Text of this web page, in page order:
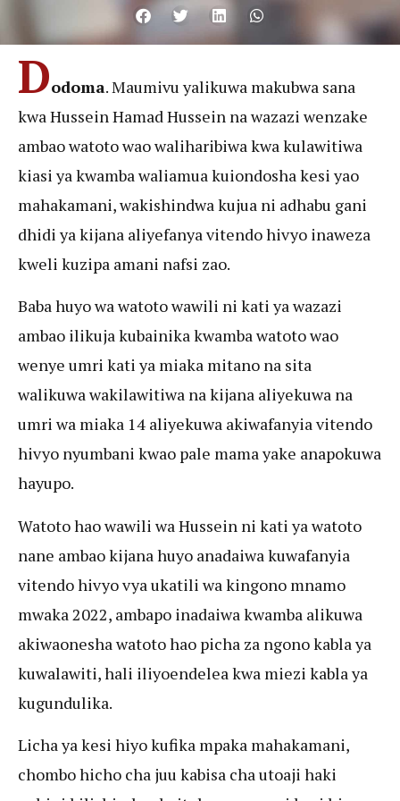
Dodoma. Maumivu yalikuwa makubwa sana
kwa Hussein Hamad Hussein na wazazi wenzake
ambao watoto wao waliharibiwa kwa kulawitiwa
kiasi ya kwamba waliamua kuiondosha kesi yao
mahakamani, wakishindwa kujua ni adhabu gani
dhidi ya kijana aliyefanya vitendo hivyo inaweza
kweli kuzipa amani nafsi zao.
Baba huyo wa watoto wawili ni kati ya wazazi
ambao ilikuja kubainika kwamba watoto wao
wenye umri kati ya miaka mitano na sita
walikuwa wakilawitiwa na kijana aliyekuwa na
umri wa miaka 14 aliyekuwa akiwafanyia vitendo
hivyo nyumbani kwao pale mama yake anapokuwa
hayupo.
Watoto hao wawili wa Hussein ni kati ya watoto
nane ambao kijana huyo anadaiwa kuwafanyia
vitendo hivyo vya ukatili wa kingono mnamo
mwaka 2022, ambapo inadaiwa kwamba alikuwa
akiwaonesha watoto hao picha za ngono kabla ya
kuwalawiti, hali iliyoendelea kwa miezi kabla ya
kugundulika.
Licha ya kesi hiyo kufika mpaka mahakamani,
chombo hicho cha juu kabisa cha utoaji haki